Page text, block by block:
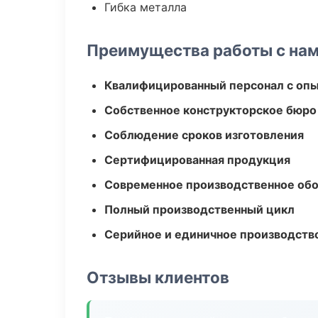
Гибка металла
Преимущества работы с
Квалифицированный персонал с
Собственное конструкторское бюро
Соблюдение сроков изготовления
Сертифицированная продукция
Современное производственное
Полный производственный цикл
Серийное и единичное
Отзывы клиентов